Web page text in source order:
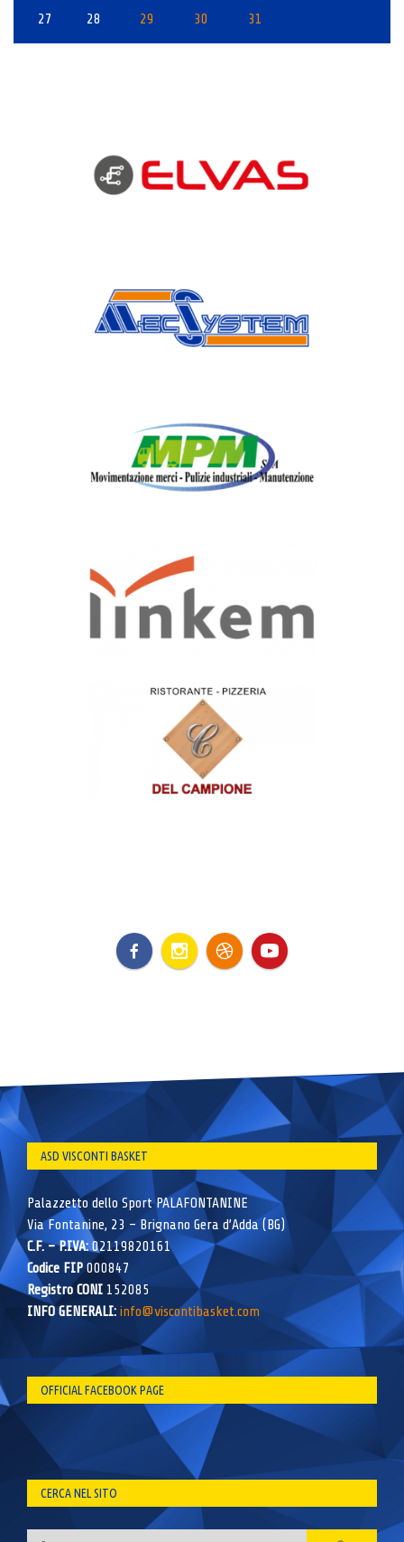
27 28 29 30 31
ASD VISCONTI BASKET
Palazzetto dello Sport PALAFONTANINE
Via Fontanine, 23 – Brignano Gera d’Adda (BG)
C.F. – P.IVA:02119820161
Codice FIP000847
Registro CONI 152085
INFO GENERALI: info@viscontibasket.com
OFFICIAL FACEBOOK PAGE
CERCA NEL SITO